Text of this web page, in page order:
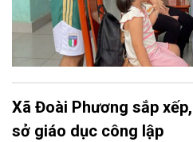
Xã Đoài Phương sắp
sở giáo dục công lập